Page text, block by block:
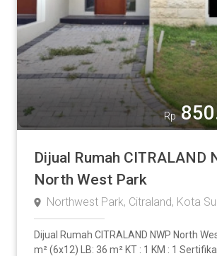
Rp
Dijual Rumah CITRALAND
North West Park
Northwest Park, Citraland, Kota
Dijual Rumah CITRALAND NWP North
m² (6x12) LB: 36 m² KT : 1 KM : 1